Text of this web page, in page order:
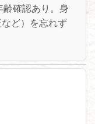
確認あり。身
ど）を忘れず